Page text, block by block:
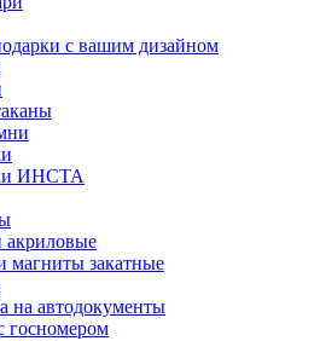
с вашим дизайном
ИНСТА
акриловые
магниты закатные
на автодокументы
госномером